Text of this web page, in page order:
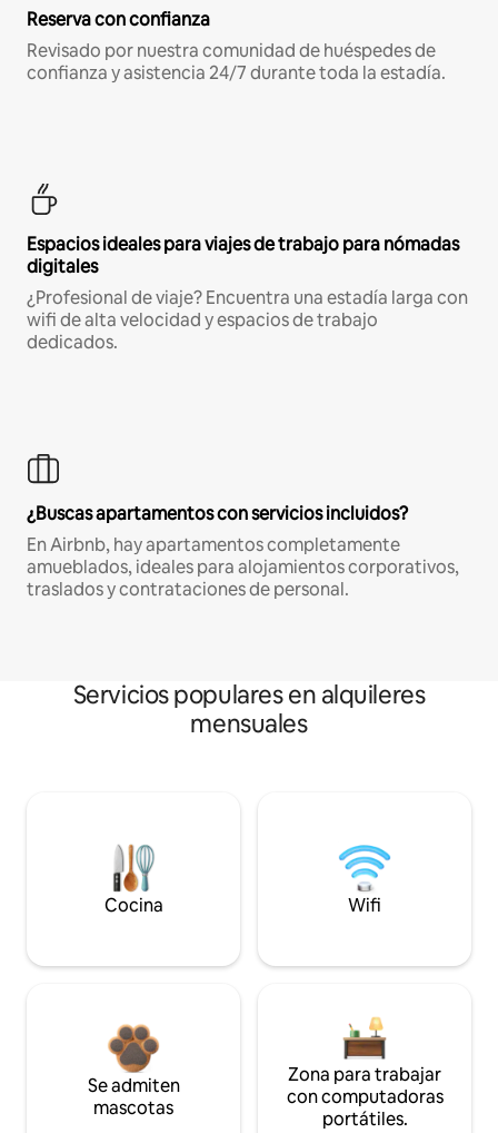
Reserva con confianza
Revisado por nuestra comunidad de huéspedes de
confianza y asistencia 24/7 durante toda la estadía.
Espacios ideales para viajes de trabajo para nómadas
digitales
¿Profesional de viaje? Encuentra una estadía larga con
wifi de alta velocidad y espacios de trabajo
dedicados.
¿Buscas apartamentos con servicios incluidos?
En Airbnb, hay apartamentos completamente
amueblados, ideales para alojamientos corporativos,
traslados y contrataciones de personal.
Servicios populares en alquileres
mensuales
Cocina Wifi
Se admiten
mascotas
Zona para trabajar
con computadoras
portátiles.